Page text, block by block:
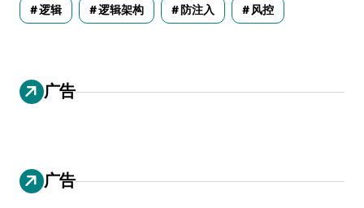
逻辑 逻辑架构 防注入 风控
广告
广告